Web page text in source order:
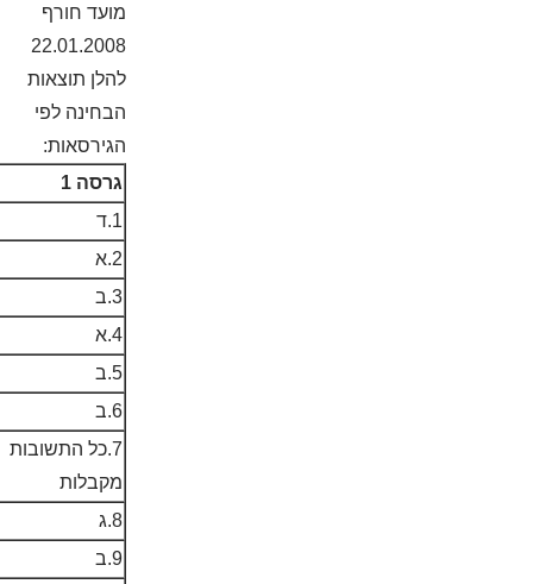
מועד חורף
22.01.2008
להלן תוצאות
הבחינה לפי
הגירסאות:
גרסה 1
1.ד
2.א
3.ב
4.א
5.ב
6.ב
7.כל התשובות
מקבלות
8.ג
9.ב